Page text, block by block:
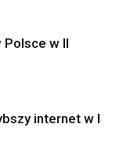
w II
internet w I